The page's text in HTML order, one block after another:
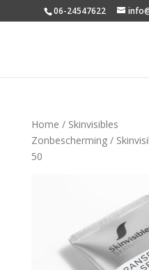
06-24547622
Home / Skinvisibles
Zonbescherming/
50